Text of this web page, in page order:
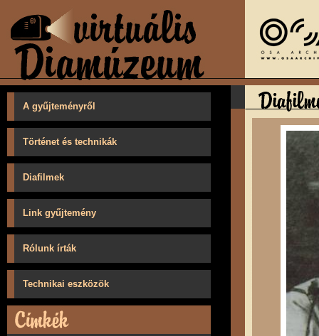
A gyűjteményről
Történet és technikák
Diafilmek
Link gyűjtemény
Rólunk írták
Technikai eszközök